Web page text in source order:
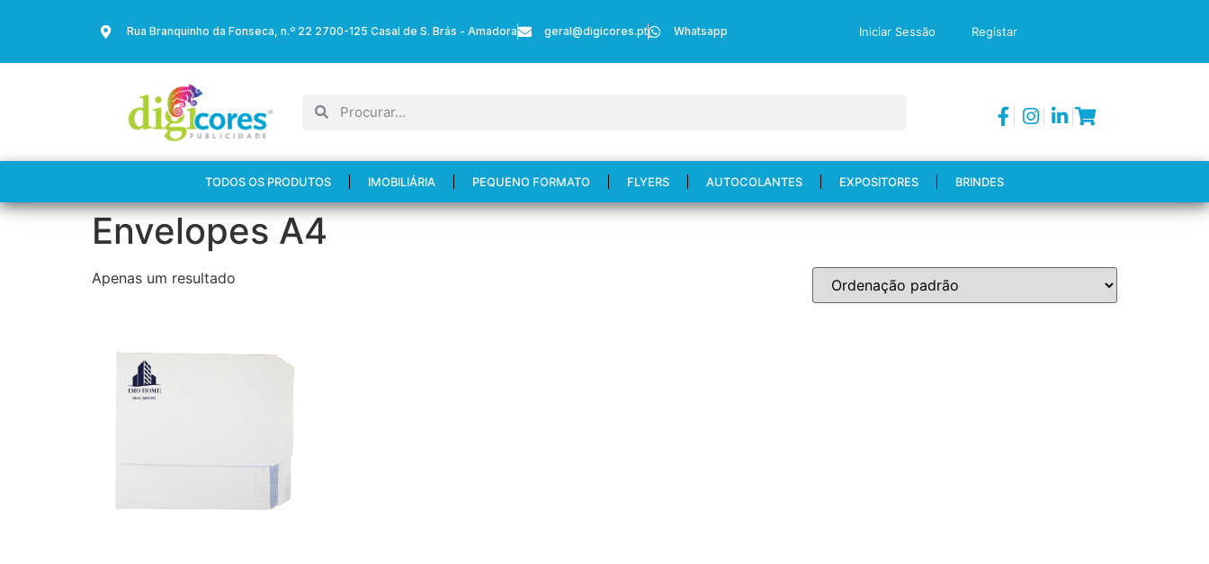
Rua Branquinho da Fonseca, n.º 22 2700-125 Casal de S. Brás - Amadora geral@digicores.pt Whatsapp Iniciar Sessão Registar
TODOS OS PRODUTOS IMOBILIÁRIA PEQUENO FORMATO FLYERS AUTOCOLANTES EXPOSITORES BRINDES
Envelopes A4
Apenas um resultado